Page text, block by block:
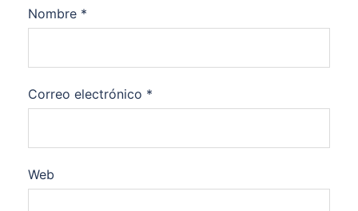
Nombre *
Correo electrónico *
Web